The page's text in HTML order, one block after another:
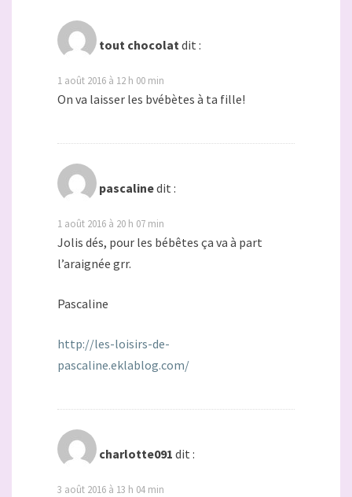
tout chocolatdit :
1 août 2016 à 12 h 00 min
On va laisser les bvébètes à ta fille!
pascalinedit :
1 août 2016 à 20 h 07 min
Jolis dés, pour les bébêtes ça va à part
l’araignée grr.
Pascaline
http://les-loisirs-de-
pascaline.eklablog.com/
charlotte091 dit :
3 août 2016 à 13 h 04 min